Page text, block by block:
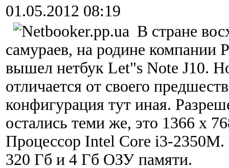
01.05.2012 08:19
В стране
самураев, на родине компании
вышел нетбук Let"s Note J10.
отличается от своего
конфигурация тут иная.
остались теми же, это 1366 х
Процессор Intel Core i3-2350M.
320 Гб и 4 Гб ОЗУ памяти.